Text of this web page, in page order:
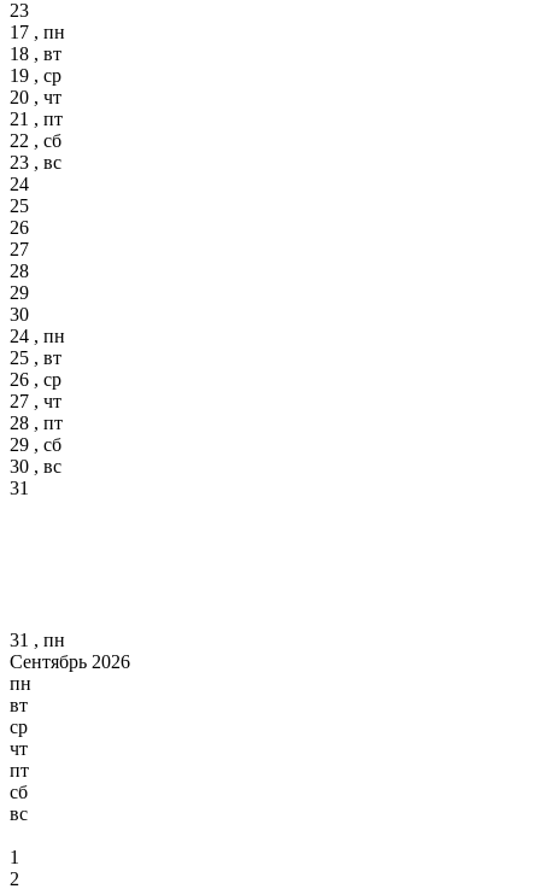
23
17 , пн
18 , вт
19 , ср
20 , чт
21 , пт
22 , сб
23 , вс
24
25
26
27
28
29
30
24 , пн
25 , вт
26 , ср
27 , чт
28 , пт
29 , сб
30 , вс
31
31 , пн
Сентябрь 2026
пн
вт
ср
чт
пт
сб
вс
1
2